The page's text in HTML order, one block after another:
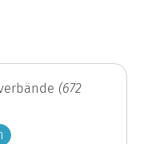
(672